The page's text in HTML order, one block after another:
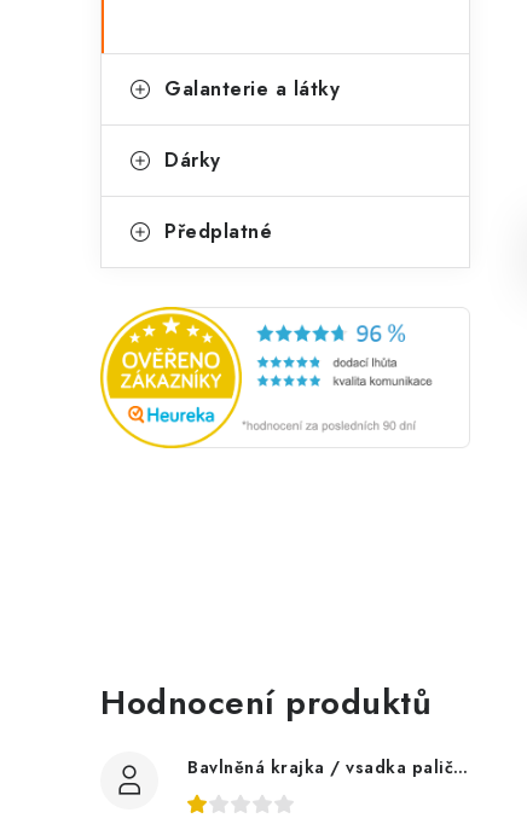
Galanterie a látky
Dárky
Předplatné
Hodnocení produktů
Bavlněná krajka / vsadka paličkovaná šíře 60 mm